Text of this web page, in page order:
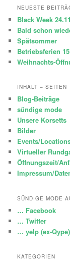
h
n
NEUESTE
Black Week
Bald schon
Spätsommer
Betriebsferien
Weihnachts-
INHALT – SEITEN
Blog-Beiträge
sündige mode
Unsere Korsetts
Bilder
Events/
Virtueller
Öffnungszeit/
Impressum/
SÜNDIGE MODE
… Facebook
… Twitter
… yelp (ex-Qype)
KATEGORIEN